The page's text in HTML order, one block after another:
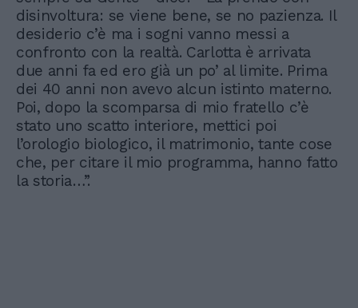
disinvoltura: se viene bene, se no pazienza. Il
desiderio c’è ma i sogni vanno messi a
confronto con la realtà. Carlotta è arrivata
due anni fa ed ero già un po’ al limite. Prima
dei 40 anni non avevo alcun istinto materno.
Poi, dopo la scomparsa di mio fratello c’è
stato uno scatto interiore, mettici poi
l’orologio biologico, il matrimonio, tante cose
che, per citare il mio programma, hanno fatto
la storia…”.